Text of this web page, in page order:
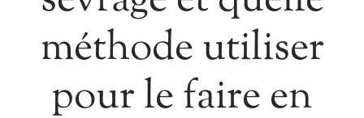
méthode utiliser
pour le faire en